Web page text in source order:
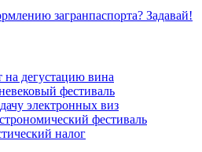
загранпаспорта? Задавай!
дегустацию вина
фестиваль
электронных виз
фестиваль
налог